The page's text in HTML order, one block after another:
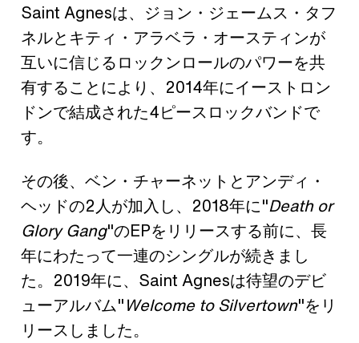
Saint Agnesは、ジョン・ジェームス・タフ
ネルとキティ・アラベラ・オースティンが
互いに信じるロックンロールのパワーを共
有することにより、2014年にイーストロン
ドンで結成された4ピースロックバンドで
す。
その後、ベン・チャーネットとアンディ・
ヘッドの2人が加入し、2018年に"Death or
Glory Gang"のEPをリリースする前に、長
年にわたって一連のシングルが続きまし
た。2019年に、Saint Agnesは待望のデビ
ューアルバム"Welcome to Silvertown"をリ
リースしました。